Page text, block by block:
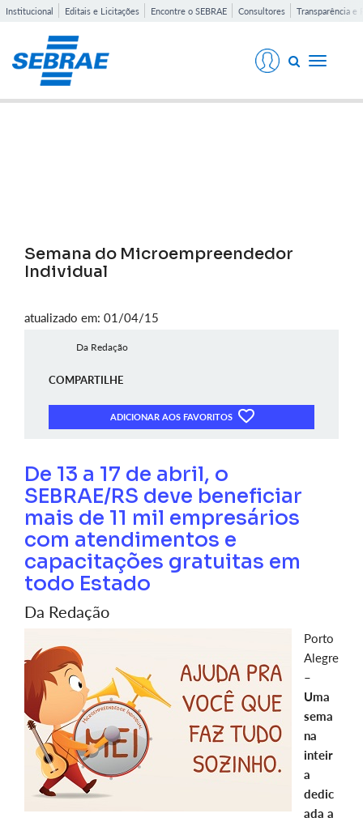
Institucional Editais e Licitações Encontre o SEBRAE Consultores Transparência e
Toggle
Semana do Microempreendedor
Individual
atualizado em: 01/04/15
Da Redação
COMPARTILHE
ADICIONAR AOS FAVORITOS
De 13 a 17 de abril, o
SEBRAE/RS deve beneficiar
mais de 11 mil empresários
com atendimentos e
capacitações gratuitas em
todo Estado
Da Redação
Porto
Alegre
–
Uma
sema
na
inteir
a
dedic
ada a